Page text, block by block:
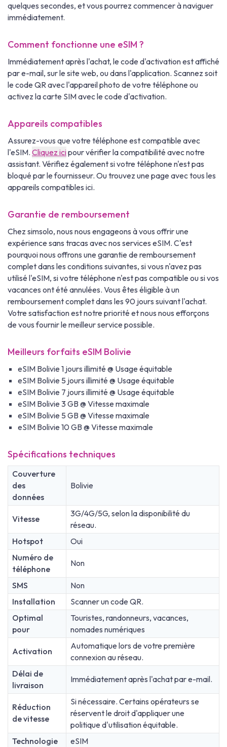
quelques secondes, et vous pourrez commencer à naviguer
immédiatement.
Comment fonctionne une eSIM ?
Immédiatement après l'achat, le code d'activation est affiché
par e-mail, sur le site web, ou dans l'application. Scannez soit
le code QR avec l'appareil photo de votre téléphone ou
activez la carte SIM avec le code d'activation.
Appareils compatibles
Assurez-vous que votre téléphone est compatible avec
l'eSIM. Cliquez icipour vérifier la compatibilité avec notre
assistant. Vérifiez également si votre téléphone n'est pas
bloqué par le fournisseur. Ou trouvez une page avec tous les
appareils compatibles ici.
Garantie de remboursement
Chez simsolo, nous nous engageons à vous offrir une
expérience sans tracas avec nos services eSIM. C'est
pourquoi nous offrons une garantie de remboursement
complet dans les conditions suivantes, si vous n'avez pas
utilisé l'eSIM, si votre téléphone n'est pas compatible ou si vos
vacances ont été annulées. Vous êtes éligible à un
remboursement complet dans les 90 jours suivant l'achat.
Votre satisfaction est notre priorité et nous nous efforçons
de vous fournir le meilleur service possible.
Meilleurs forfaits eSIM Bolivie
eSIM Bolivie 1 jours illimité @ Usage équitable
eSIM Bolivie 5 jours illimité @ Usage équitable
eSIM Bolivie 7 jours illimité @ Usage équitable
eSIM Bolivie 3 GB @ Vitesse maximale
eSIM Bolivie 5 GB @ Vitesse maximale
eSIM Bolivie 10 GB @ Vitesse maximale
Spécifications techniques
Couverture
des
données
Bolivie
Vitesse
3G/4G/5G, selon la disponibilité du
réseau.
Hotspot
Oui
Numéro de
téléphone
Non
SMS
Non
Installation
Scanner un code QR.
Optimal
pour
Touristes, randonneurs, vacances,
nomades numériques
Activation
Automatique lors de votre première
connexion au réseau.
Délai de
livraison
Immédiatement après l'achat par e-mail.
Réduction
de vitesse
Si nécessaire. Certains opérateurs se
réservent le droit d'appliquer une
politique d'utilisation équitable.
Technologie
eSIM